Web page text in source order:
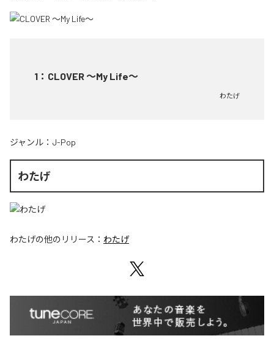
1 ： CLOVER ～My Life～
わたげ
ジャンル： J-Pop
わたげ
わたげの他のリリース： わたげ